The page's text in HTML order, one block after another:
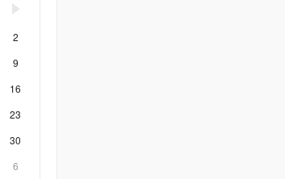
2
9
16
23
30
6